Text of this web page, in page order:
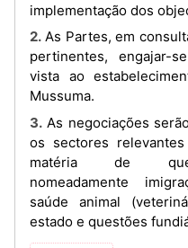
implementação dos
2. As Partes, em consulta com as partes interessadas
pertinentes, engajar-
vista ao
Mussuma.
3. As negociações serão realizadas em parceria com
os sectores
matéria de
nomeadamente
saúde animal
estado e questões